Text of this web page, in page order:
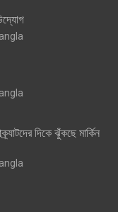
দিকে ঝুঁকছে মার্কিন